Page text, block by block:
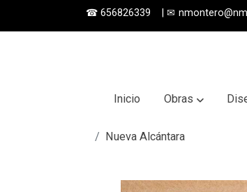
☎ 656826339 |✉
Inicio Obras
Nueva Alcántara